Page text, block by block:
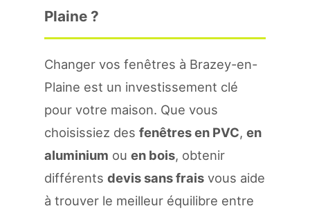
Plaine ?
Changer vos fenêtres à Brazey-en-
Plaine est un investissement clé
pour votre maison. Que vous
choisissiez des fenêtres en PVC, en
aluminium ou en bois, obtenir
différents devis sans frais vous aide
à trouver le meilleur équilibre entre